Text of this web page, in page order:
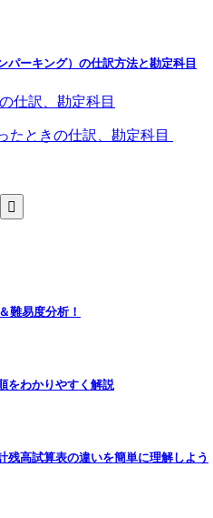
パーキング）の仕訳方法と勘定科目
仕訳、勘定科目
たときの仕訳、勘定科目
難易度分析！
をわかりやすく解説
残高試算表の違いを簡単に理解しよう